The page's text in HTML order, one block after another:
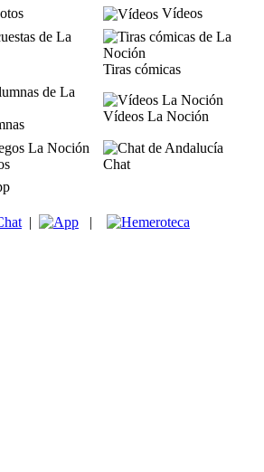
Vídeos
Tiras cómicas
Vídeos La Noción
Chat
| |